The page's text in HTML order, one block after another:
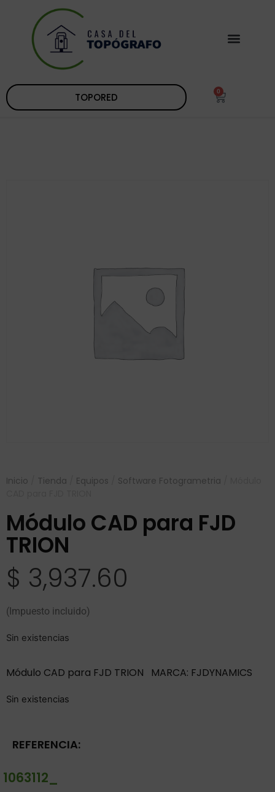
TOPORED 0
Inicio Tienda Equipos Software Fotogrametria
Módulo CAD para FJD
TRION
$ 3,937.60
(Impuesto incluido)
Sin existencias
Módulo CAD para FJD TRION MARCA: FJDYNAMICS
Sin existencias
REFERENCIA:
1063112_